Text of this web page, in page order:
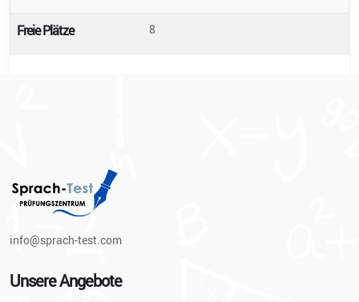
Freie Plätze 8
info@sprach-test.com
Unsere Angebote